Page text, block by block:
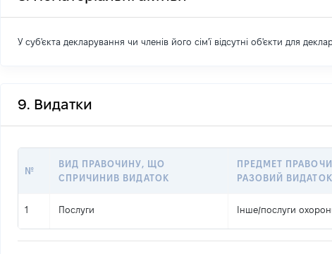
У суб'єкта декларування чи членів його сім'ї відсутні об'єкти для
9. Видатки
№
ВИД ПРАВОЧИНУ, ЩО
СПРИЧИНИВ ВИДАТОК
ПРЕДМЕТ
РАЗОВИЙ ВИДАТОК
1 Послуги Інше/послуги